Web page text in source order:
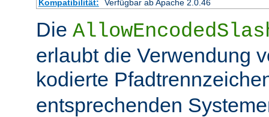
Kompatibilität:
Verfügbar ab Apache 2.0.46
Die
erlaubt die Verwendung
kodierte
entsprechenden